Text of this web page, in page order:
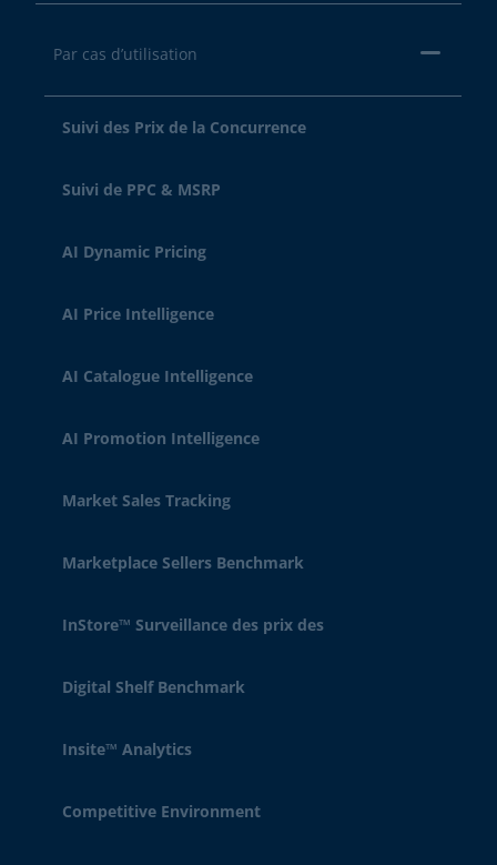
Par cas d’utilisation
Suivi des Prix de la Concurrence
Suivi de PPC & MSRP
AI Dynamic Pricing
AI Price Intelligence
AI Catalogue Intelligence
AI Promotion Intelligence
Market Sales Tracking
Marketplace Sellers Benchmark
InStore™ Surveillance des prix des
Digital Shelf Benchmark
Insite™ Analytics
Competitive Environment